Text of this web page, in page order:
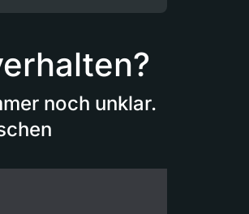
noch unklar.